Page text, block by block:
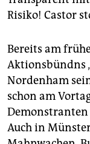
Risiko! Castor
Bereits am
Aktionsbündns
Nordenham
schon am
Demonstranten
Auch in